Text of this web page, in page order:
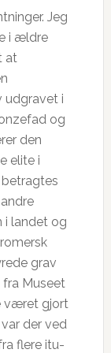
Jeg
i ældre
at
udgravet i
og
den
elite i
betragtes
i landet og
grav
fra Museet
været gjort
der ved
flere itu-